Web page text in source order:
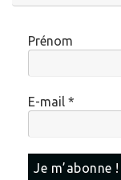
Prénom
E-mail *